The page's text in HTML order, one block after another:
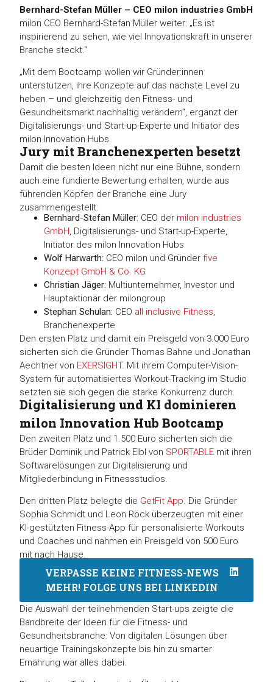
Bernhard-Stefan Müller – CEO milon industries GmbH
milon CEO Bernhard-Stefan Müller weiter: „Es ist
inspirierend zu sehen, wie viel Innovationskraft in unserer
Branche steckt.“
„Mit dem Bootcamp wollen wir Gründer:innen
unterstützen, ihre Konzepte auf das nächste Level zu
heben – und gleichzeitig den Fitness- und
Gesundheitsmarkt nachhaltig verändern“, ergänzt der
Digitalisierungs- und Start-up-Experte und Initiator des
milon Innovation Hubs.
Jury mit Branchenexperten besetzt
Damit die besten Ideen nicht nur eine Bühne, sondern
auch eine fundierte Bewertung erhalten, wurde aus
führenden Köpfen der Branche eine Jury
zusammengestellt:
Bernhard-Stefan Müller: CEO der milon industries
GmbH, Digitalisierungs- und Start-up-Experte,
Initiator des milon Innovation Hubs
Wolf Harwarth: CEO milon und Gründerfive
Konzept GmbH & Co. KG
Christian Jäger: Multiunternehmer, Investor und
Hauptaktionär der milongroup
Stephan Schulan: CEO all inclusive Fitness,
Branchenexperte
Den ersten Platz und damit ein Preisgeld von 3.000 Euro
sicherten sich die Gründer Thomas Bahne und Jonathan
Aechtner von EXERSIGHT. Mit ihrem Computer-Vision-
System für automatisiertes Workout-Tracking im Studio
setzten sie sich gegen die starke Konkurrenz durch.
Digitalisierung und KI dominieren
milon Innovation Hub Bootcamp
Den zweiten Platz und 1.500 Euro sicherten sich die
Brüder Dominik und Patrick Elbl von SPORTABLE mit ihren
Softwarelösungen zur Digitalisierung und
Mitgliederbindung in Fitnessstudios.
Den dritten Platz belegte die GetFit App. Die Gründer
Sophia Schmidt und Leon Röck überzeugten mit einer
KI-gestützten Fitness-App für personalisierte Workouts
und Coaches und nahmen ein Preisgeld von 500 Euro
mit nach Hause.
VERPASSE KEINE FITNESS-NEWS
MEHR! FOLGE UNS BEI LINKEDIN
Die Auswahl der teilnehmenden Start-ups zeigte die
Bandbreite der Ideen für die Fitness- und
Gesundheitsbranche: Von digitalen Lösungen über
neuartige Trainingskonzepte bis hin zu smarter
Ernährung war alles dabei.